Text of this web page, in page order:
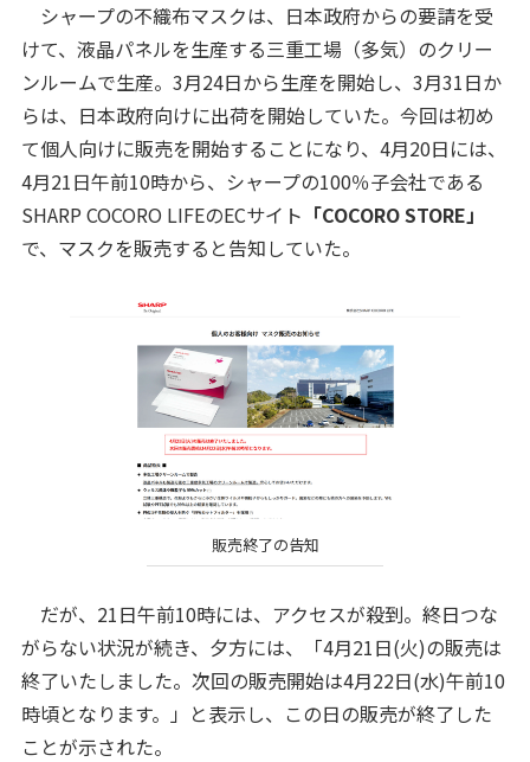
シャープの不織布マスクは、日本政府からの要請を受
けて、液晶パネルを生産する三重工場（多気）のクリー
ンルームで生産。3月24日から生産を開始し、3月31日か
らは、日本政府向けに出荷を開始していた。今回は初め
て個人向けに販売を開始することになり、4月20日には、
4月21日午前10時から、シャープの100％子会社である
SHARP COCORO LIFEのECサイト 「COCORO STORE」
で、マスクを販売すると告知していた。
販売終了の告知
だが、21日午前10時には、アクセスが殺到。終日つな
がらない状況が続き、夕方には、「4月21日(火)の販売は
終了いたしました。次回の販売開始は4月22日(水)午前10
時頃となります。」と表示し、この日の販売が終了した
ことが示された。